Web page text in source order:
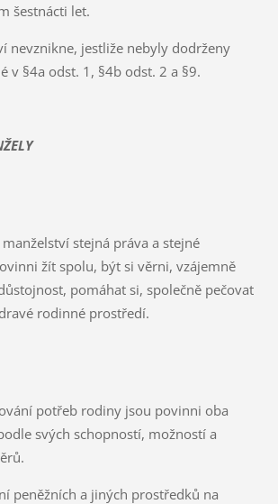
šestnácti let.
nevznikne, jestliže nebyly dodrženy
v §4a odst. 1, §4b odst. 2 a §9.
stejná práva a stejné
žít spolu, být si věrni, vzájemně
pomáhat si, společně pečovat
rodinné prostředí.
potřeb rodiny jsou povinni oba
svých schopností, možností a
peněžních a jiných prostředků na